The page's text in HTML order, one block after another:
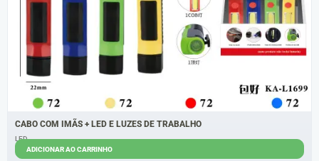
CABO COM IMÃS + LED E LUZES DE TRABALHO
LED
ADICIONAR AO CARRINHO